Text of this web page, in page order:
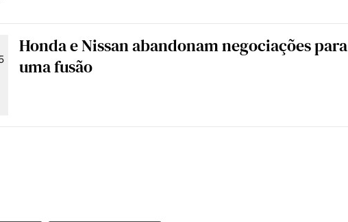
Honda e Nissan abandonam negociações para
uma fusão